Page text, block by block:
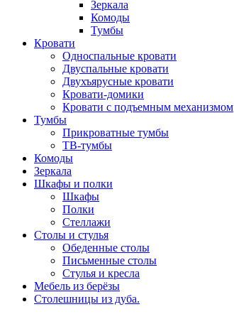
Зеркала
Комоды
Тумбы
Кровати
Односпальные кровати
Двуспальные кровати
Двухъярусные кровати
Кровати-домики
Кровати с подъемным механизмом
Тумбы
Прикроватные тумбы
ТВ-тумбы
Комоды
Зеркала
Шкафы и полки
Шкафы
Полки
Стеллажи
Столы и стулья
Обеденные столы
Письменные столы
Стулья и кресла
Мебель из берёзы
Столешницы из дуба.